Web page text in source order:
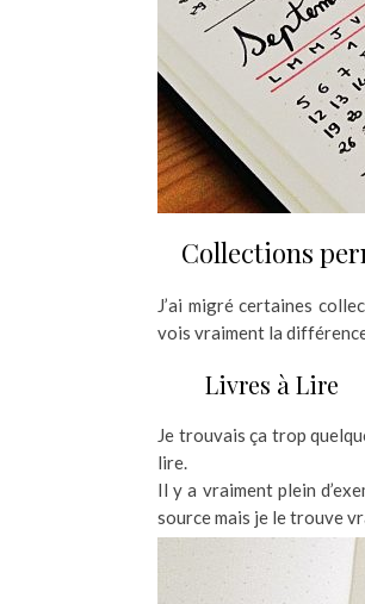
Collections
J’ai migré certaines
vois vraiment la
Livres à Lire
Je trouvais ça trop
lire.
Il y a vraiment plein
source mais je le trouve